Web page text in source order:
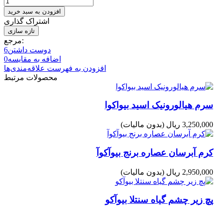
افزودن به سبد خرید
اشتراک گذاری
مرجع:
دوست داشتن6
اضافه به مقایسه0
افزودن به فهرست علاقه‌مندی‌ها
محصولات مرتبط
سرم هیالورونیک اسید بیواکوا
3,250,000 ریال (بدون مالیات)
کرم آبرسان عصاره برنج بیوآکوآ
2,950,000 ریال (بدون مالیات)
پچ زیر چشم گیاه سنتلا بیوآکو